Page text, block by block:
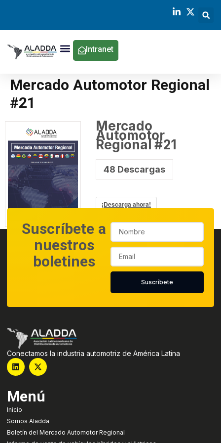
Intranet
Mercado Automotor Regional
#21
Mercado
Automotor
Regional #21
48 Descargas
¡Descarga ahora!
Suscríbete a
nuestros
boletines
Suscríbete
Conectamos la industria automotriz de América Latina
Menú
Inicio
Somos Aladda
Boletín del Mercado Automotor Regional